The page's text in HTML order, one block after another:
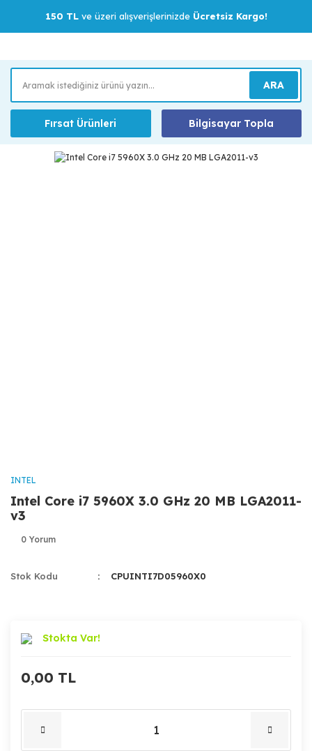
150 TLve üzeri alışverişlerinizde Ücretsiz Kargo!
ARA
Fırsat Ürünleri Bilgisayar Topla
INTEL
Intel Core i7 5960X 3.0 GHz 20 MB LGA2011-
v3
0 Yorum
Stok Kodu CPUINTI7D05960X0
Stokta Var!
0,00 TL